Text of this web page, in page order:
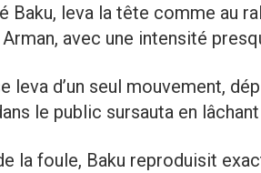
Baku, leva la tête comme au
avec une intensité
leva d’un seul mouvement,
le public sursauta en
la foule, Baku reproduisit